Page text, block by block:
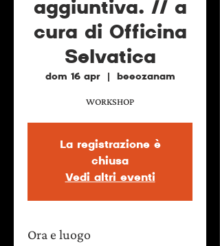
aggiuntiva. // a
cura di Officina
Selvatica
dom 16 apr
  |
beeozanam
WORKSHOP
La registrazione è
chiusa
Vedi altri eventi
Ora e luogo